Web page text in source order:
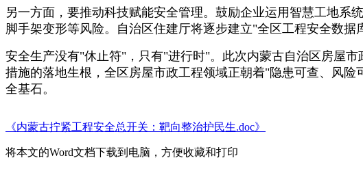
另一方面，要推动科技赋能安全管理。鼓励企业运用智慧工地系
脚手架变形等风险。自治区住建厅将逐步建立"全区工程安全数
安全生产没有"休止符"，只有"进行时"。此次内蒙古自治区房屋
措施的落地生根，全区房屋市政工程领域正朝着"隐患可查、风
全基石。
《内蒙古拧紧工程安全总开关：靶向整治护民生.doc》
将本文的Word文档下载到电脑，方便收藏和打印